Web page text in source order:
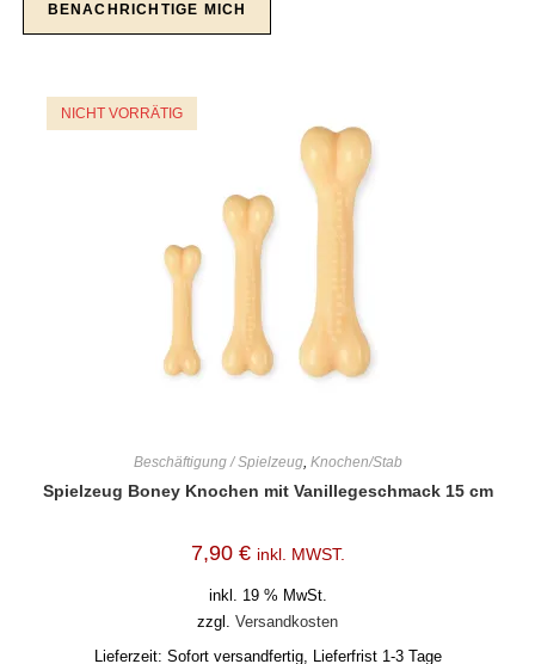
NICHT VORRÄTIG
Beschäftigung / Spielzeug, Knochen/Stab
Spielzeug Boney Knochen mit Vanillegeschmack 15 cm
7,90 € inkl. MWST.
inkl. 19 % MwSt.
zzgl. Versandkosten
Lieferzeit: Sofort versandfertig, Lieferfrist 1-3 Tage